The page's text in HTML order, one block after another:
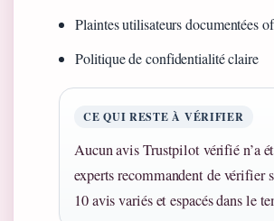
Plaintes utilisateurs documentées
Politique de confidentialité claire
CE QUI RESTE À VÉRIFIER
Aucun avis Trustpilot vérifié n’a
experts recommandent de vérifier
10 avis variés et espacés dans